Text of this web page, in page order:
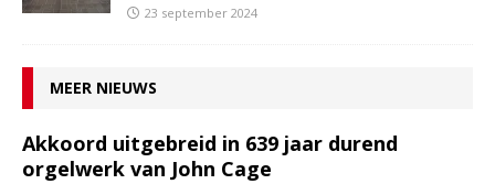
23 september 2024
MEER NIEUWS
Akkoord uitgebreid in 639 jaar durend
orgelwerk van John Cage